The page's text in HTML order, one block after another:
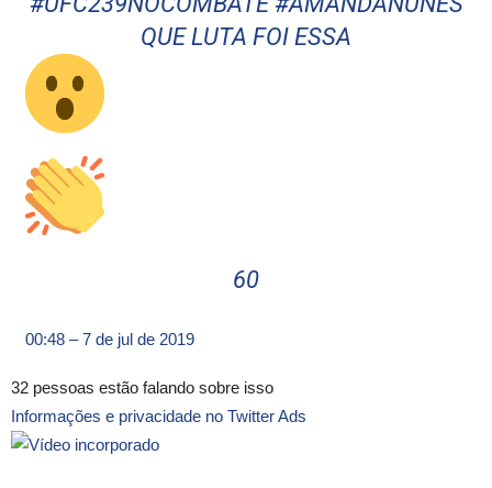
QUE LUTA FOI ESSA
60
00:48 – 7 de jul de 2019
32 pessoas estão falando sobre isso
Informações e privacidade no Twitter Ads